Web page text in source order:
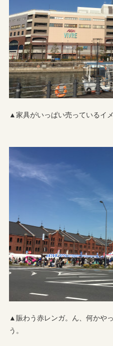
▲家具がいっぱい売っているイ
▲賑わう赤レンガ。ん、何かや
う。